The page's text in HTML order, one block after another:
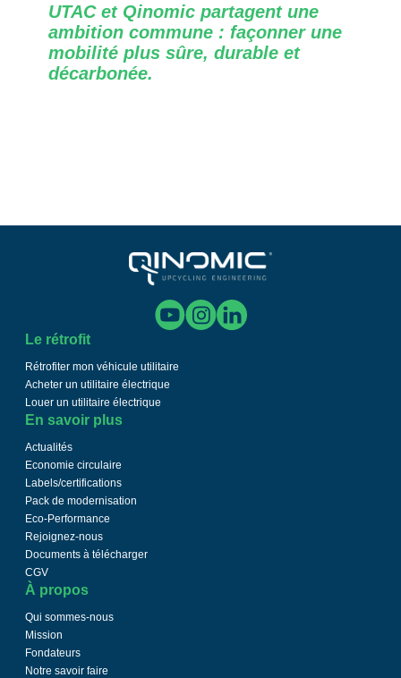
UTAC et Qinomic partagent une
ambition commune : façonner une
mobilité plus sûre, durable et
décarbonée.
Le rétrofit
Rétrofiter mon véhicule utilitaire
Acheter un utilitaire électrique
Louer un utilitaire électrique
En savoir plus
Actualités
Economie circulaire
Labels/certifications
Pack de modernisation
Eco-Performance
Rejoignez-nous
Documents à télécharger
CGV
À propos
Qui sommes-nous
Mission
Fondateurs
Notre savoir faire